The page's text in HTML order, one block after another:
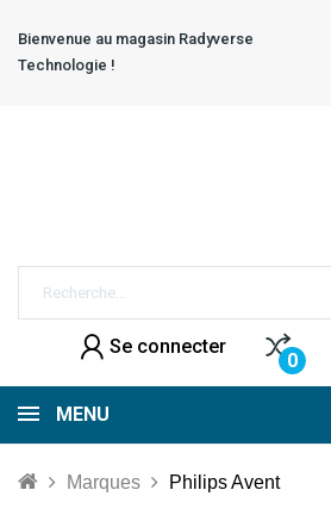
Bienvenue au magasin Radyverse
Technologie !
Se connecter
0
MENU
Marques Philips Avent